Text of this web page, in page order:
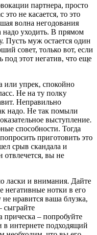
партнера, просто
это не касается, то это
волна негодования
надо уходить. В прямом
Пусть муж остается один
совет, только вот, если
под этот негатив, что еще
или упрек, спокойно
Не на ту полку
Неправильно
надо. Не так помыли
выступление.
способности. Тогда
приготовить это
срыв скандала и
отвлечется, вы не
ласки и внимания. Дайте
негативные нотки в его
нравится ваша блузка,
сыграйте
прическа – попробуйте
в интернете подходящий